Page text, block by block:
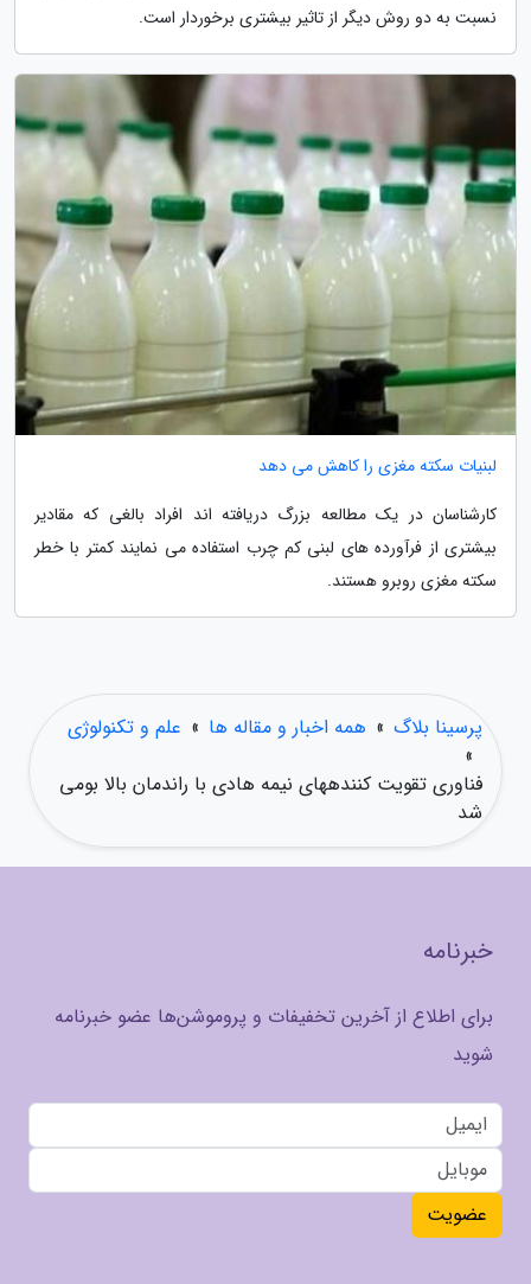
نسبت به دو روش دیگر از تاثیر بیشتری برخوردار است.
لبنیات سکته مغزی را کاهش می دهد
کارشناسان در یک مطالعه بزرگ دریافته اند افراد بالغی که مقادیر
بیشتری از فرآورده های لبنی کم چرب استفاده می نمایند کمتر با خطر
سکته مغزی روبرو هستند.
پرسینا بلاگ » همه اخبار و مقاله ها » علم و تکنولوژی
»
فناوری تقویت کنندههای نیمه هادی با راندمان بالا بومی
شد
خبرنامه
برای اطلاع از آخرین تخفیفات و پروموشن‌ها عضو خبرنامه
شوید
عضویت